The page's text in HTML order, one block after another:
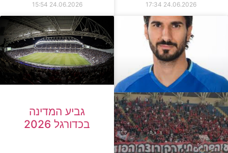
24.06.2026
17:34
24.06.2026
15:54
גביע המדינה
בכדורגל 2026